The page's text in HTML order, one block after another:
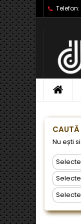
Telefon:
CAUTĂ
Nu ești